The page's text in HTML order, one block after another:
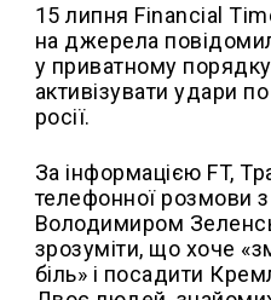
15 липня Financial
на джерела
у приватному
активізувати удари по
росії.
За інформацією FT,
телефонної розмови
Володимиром
зрозуміти, що хоче
біль» і посадити